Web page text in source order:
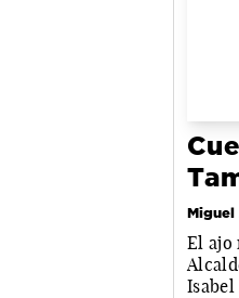
Miguel
El ajo